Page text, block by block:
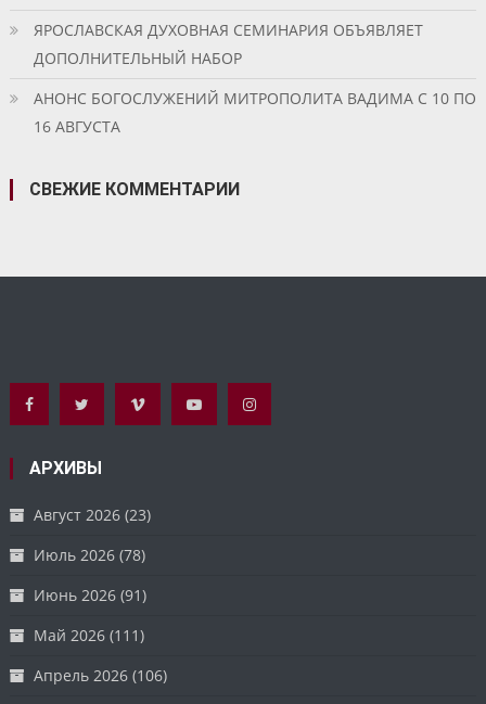
ЯРОСЛАВСКАЯ ДУХОВНАЯ СЕМИНАРИЯ ОБЪЯВЛЯЕТ
ДОПОЛНИТЕЛЬНЫЙ НАБОР
АНОНС БОГОСЛУЖЕНИЙ МИТРОПОЛИТА ВАДИМА С 10 ПО
16 АВГУСТА
СВЕЖИЕ КОММЕНТАРИИ
АРХИВЫ
Август 2026 (23)
Июль 2026 (78)
Июнь 2026 (91)
Май 2026 (111)
Апрель 2026 (106)